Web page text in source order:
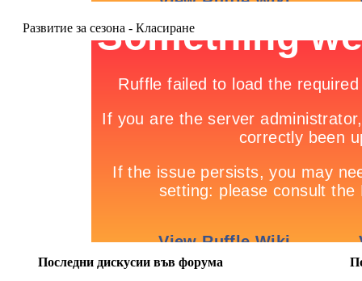
Развитие за сезона - Класиране
Последни дискусии във форума